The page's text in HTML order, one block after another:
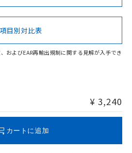
Cd Cr(VI)
する可能性があります。
目別対比表
およびEAR再輸出規制に関する見解が入手でき
¥ 3,240
カートに追加